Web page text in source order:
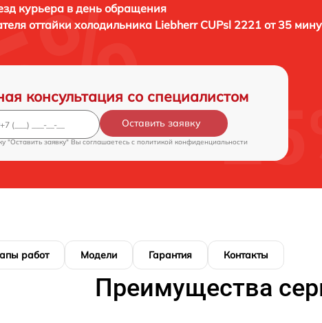
курьера в день обращения
оттайки холодильника Liebherr CUPsl 2221 от 35
консультация со специалистом
Оставить заявку
"Оставить заявку" Вы соглашаетесь c политикой конфиденциальности
работ Модели Гарантия Контакты
Преимущества